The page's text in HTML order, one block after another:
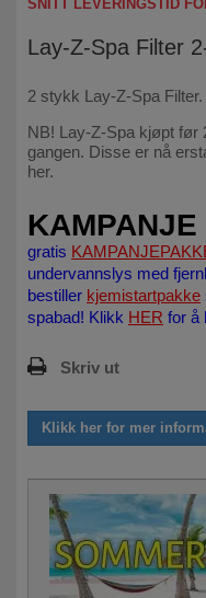
SNITT LEVERINGSTID
Lay-Z-Spa Filter
2 stykk Lay-Z-Spa Filter.
NB! Lay-Z-Spa kjøpt før
gangen. Disse er nå
her.
gratis
undervannslys med
bestiller kjemistartpakke
spabad! Klikk HER for å
Skriv ut
Klikk her for mer